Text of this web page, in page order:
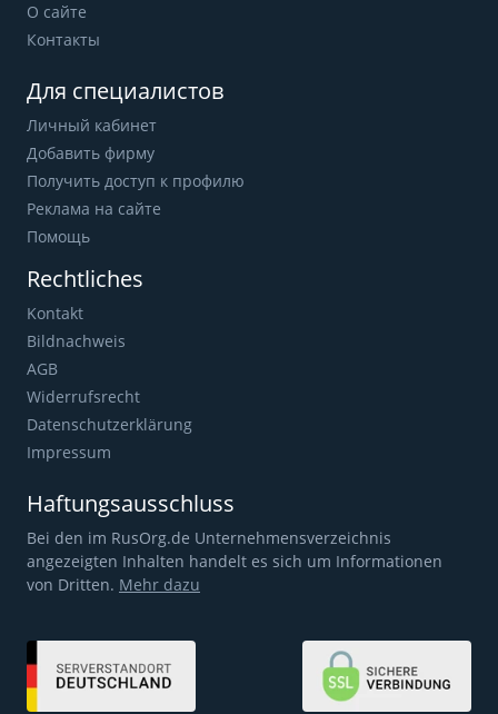
О сайте
Контакты
Для специалистов
Личный кабинет
Добавить фирму
Получить доступ к профилю
Реклама на сайте
Помощь
Rechtliches
Kontakt
Bildnachweis
AGB
Widerrufsrecht
Datenschutzerklärung
Impressum
Haftungsausschluss
Bei den im RusOrg.de Unternehmensverzeichnis
angezeigten Inhalten handelt es sich um Informationen
von Dritten. Mehr dazu